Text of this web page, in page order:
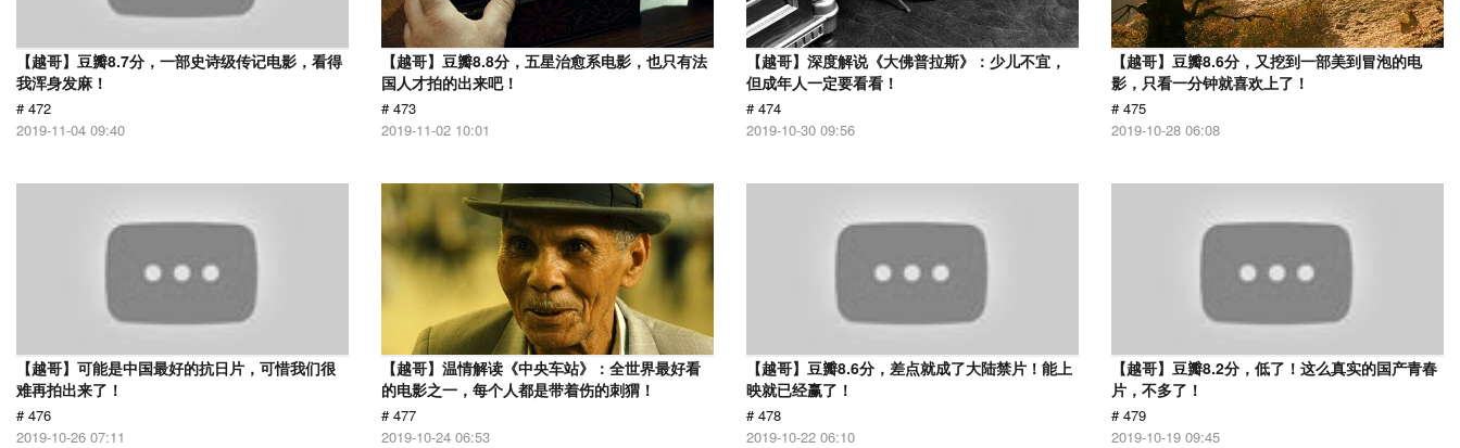
【越哥】豆瓣8.7分，一部史诗级传记电影，看得
我浑身发麻！
# 472
2019-11-04 09:40
【越哥】豆瓣8.8分，五星治愈系电影，也只有法
国人才拍的出来吧！
# 473
2019-11-02 10:01
【越哥】深度解说《大佛普拉斯》：少儿不宜，
但成年人一定要看看！
# 474
2019-10-30 09:56
【越哥】豆瓣8.6分，又挖到一部美到冒泡的电
影，只看一分钟就喜欢上了！
# 475
2019-10-28 06:08
【越哥】可能是中国最好的抗日片，可惜我们很
难再拍出来了！
# 476
2019-10-26 07:11
【越哥】温情解读《中央车站》：全世界最好看
的电影之一，每个人都是带着伤的刺猬！
# 477
2019-10-24 06:53
【越哥】豆瓣8.6分，差点就成了大陆禁片！能上
映就已经赢了！
# 478
2019-10-22 06:10
【越哥】豆瓣8.2分，低了！这么真实的国产青春
片，不多了！
# 479
2019-10-19 09:45